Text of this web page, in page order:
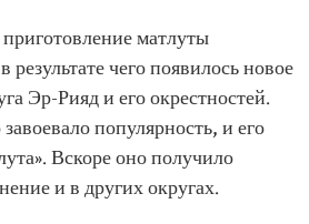
матлуты
чего появилось новое
Эр-Рияд и его окрестностей.
популярность, и его
Вскоре оно получило
и в других округах.